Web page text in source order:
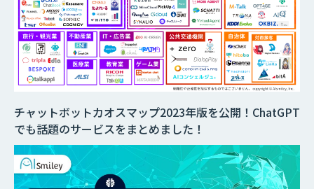
チャットボットカオスマップ2023年版を公開！ChatGPT
でも話題のサービスをまとめました！